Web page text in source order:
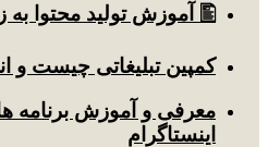
🖺 آموزش تولید محتوا به
کمپین تبلیغاتی چیست و
معرفی و آموزش برنامه
اینستاگرام